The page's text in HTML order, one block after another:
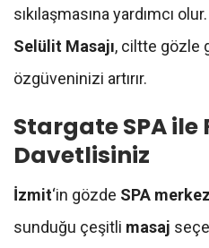
sıkılaşmasına yardımcı
Selülit Masajı, ciltte gözle
özgüveninizi artırır.
Stargate SPA
Davetlisiniz
İzmit‘in gözde SPA
sunduğu çeşitli masaj